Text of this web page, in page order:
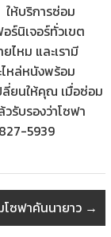
ให้บริการซ่อม
อร์นิเจอร์ทั่วเขต
ยไหม และเรามี
ไหล่หนังพร้อม
ลี่ยนให้คุณ เมื่อซ่อม
วรับรองว่าโซฟา
5939
ซฟาคันนายาว →